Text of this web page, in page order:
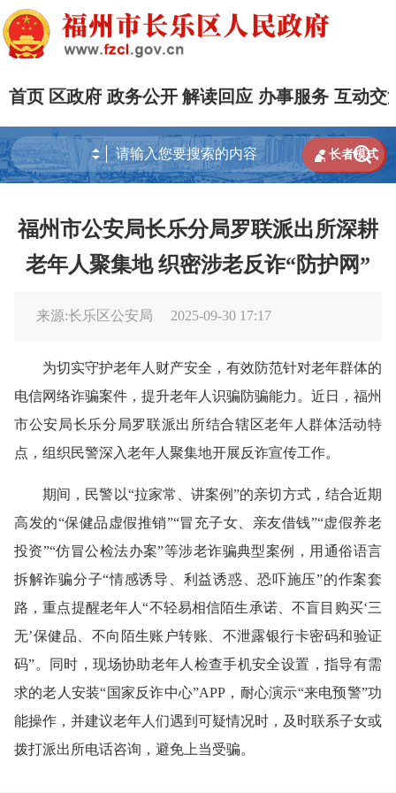
首页 区政府 政务公开 解读回应 办事服务 互动交

 长者模式
福州市公安局长乐分局罗联派出所深耕
老年人聚集地 织密涉老反诈“防护网”
来源:长乐区公安局 2025-09-30 17:17
为切实守护老年人财产安全，有效防范针对老年群体的
电信网络诈骗案件，提升老年人识骗防骗能力。近日，福州
市公安局长乐分局罗联派出所结合辖区老年人群体活动特
点，组织民警深入老年人聚集地开展反诈宣传工作。
期间，民警以“拉家常、讲案例”的亲切方式，结合近期
高发的“保健品虚假推销”“冒充子女、亲友借钱”“虚假养老
投资”“仿冒公检法办案”等涉老诈骗典型案例，用通俗语言
拆解诈骗分子“情感诱导、利益诱惑、恐吓施压”的作案套
路，重点提醒老年人“不轻易相信陌生承诺、不盲目购买‘三
无’保健品、不向陌生账户转账、不泄露银行卡密码和验证
码”。同时，现场协助老年人检查手机安全设置，指导有需
求的老人安装“国家反诈中心”APP，耐心演示“来电预警”功
能操作，并建议老年人们遇到可疑情况时，及时联系子女或
拨打派出所电话咨询，避免上当受骗。